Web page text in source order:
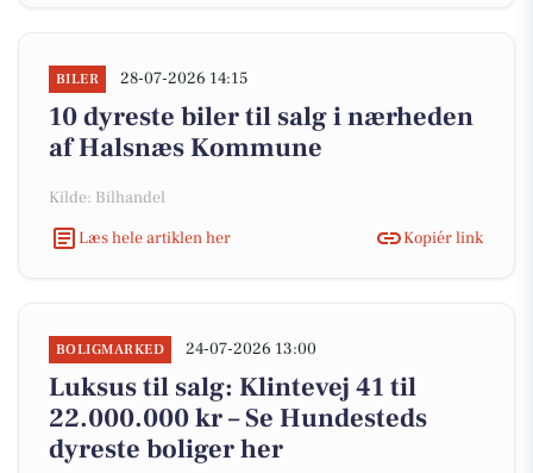
BILER 28-07-2026 14:15
10 dyreste biler til salg i nærheden
af Halsnæs Kommune
Kilde: Bilhandel
Læs hele artiklen her
Kopiér link
BOLIGMARKED 24-07-2026 13:00
Luksus til salg: Klintevej 41 til
22.000.000 kr – Se Hundesteds
dyreste boliger her